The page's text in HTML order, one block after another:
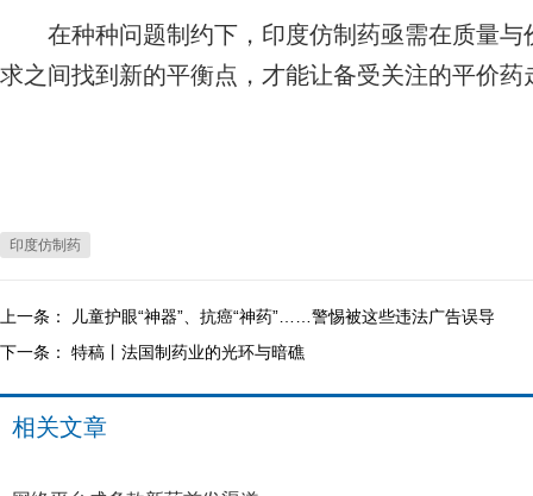
在种种问题制约下，印度仿制药亟需在质量与
求之间找到新的平衡点，才能让备受关注的平价药
印度仿制药
上一条：
儿童护眼“神器”、抗癌“神药”……警惕被这些违法广告误导
下一条： 特稿丨法国制药业的光环与暗礁
相关文章